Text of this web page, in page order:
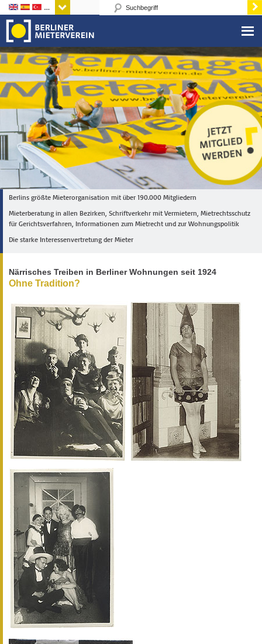
Sprachen
Berlins größte Mieterorganisation mit über 190.000 Mitgliedern
Mieterberatung in allen Bezirken, Schriftverkehr mit Vermietern, Mietrechtsschutz
für Gerichtsverfahren, Informationen zum Mietrecht und zur Wohnungspolitik
Die starke Interessenvertretung der Mieter
Närrisches Treiben in Berliner Wohnungen seit 1924
Ohne Tradition?